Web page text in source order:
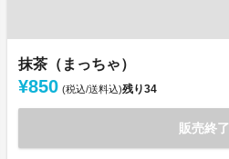
抹茶（まっちゃ）
¥850 (税込/送料込)残り34
販売終了